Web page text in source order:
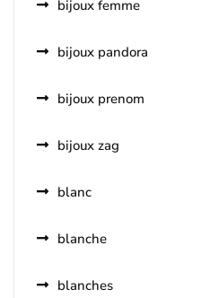
bijoux femme
bijoux pandora
bijoux prenom
bijoux zag
blanc
blanche
blanches